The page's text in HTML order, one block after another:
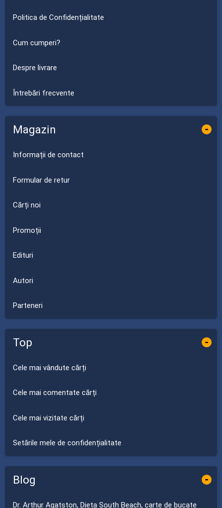
Politica de Confidențialitate
Cum cumperi?
Despre livrare
Întrebări frecvente
Magazin -
Informații de contact
Formular de retur
Cărți noi
Promoții
Edituri
Autori
Parteneri
Top -
Cele mai vândute cărți
Cele mai comentate cărți
Cele mai vizitate cărți
Setările mele de confidențialitate
Blog -
Dr. Arthur Agatston, Dieta South Beach, carte de bucate